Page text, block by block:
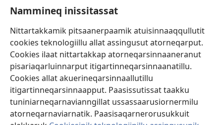
Nammineq inissitassat
Nittartakkamik pitsaanerpaamik atuisinnaaqqullutit
cookies teknologiillu allat assingusut atorneqarput.
Cookies ilaat nittartakkap atorneqarsinnaaneranut
pisariaqarluinnarput itigartinneqarsinnaanatillu.
Cookies allat akuerineqarsinnaallutillu
itigartinneqarsinnaapput. Paasissutissat taakku
tuniniarneqarnavianngillat ussassaarusiornermilu
atorneqarnaviarnatik. Paasisaqarnerorusukkuit
Isiginnaagassiat
Tunissuteqarneq
(opens
new
window)INTERNETIKKUT ATUAGAATEQARFIK Watchtower™
(opens
new
window)JW Hub ®
(opens
new
window)